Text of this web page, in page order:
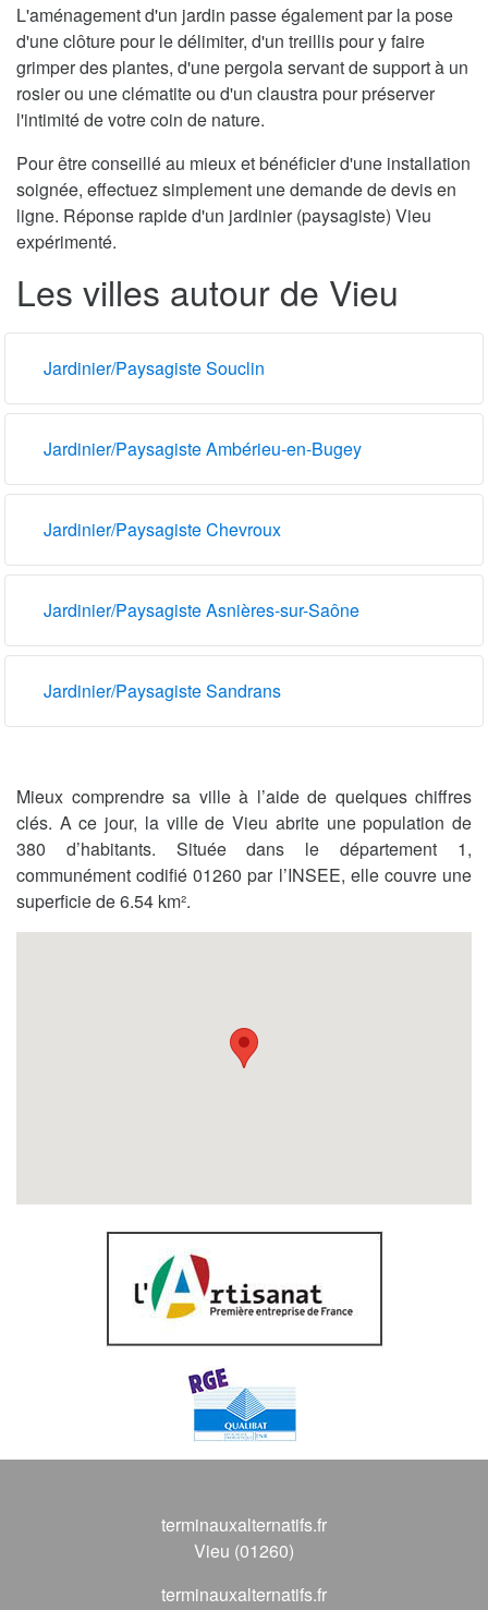
L'aménagement d'un jardin passe également par la pose
d'une clôture pour le délimiter, d'un treillis pour y faire
grimper des plantes, d'une pergola servant de support à un
rosier ou une clématite ou d'un claustra pour préserver
l'intimité de votre coin de nature.
Pour être conseillé au mieux et bénéficier d'une installation
soignée, effectuez simplement une demande de devis en
ligne. Réponse rapide d'un jardinier (paysagiste) Vieu
expérimenté.
Les villes autour de Vieu
Jardinier/Paysagiste Souclin
Jardinier/Paysagiste Ambérieu-en-Bugey
Jardinier/Paysagiste Chevroux
Jardinier/Paysagiste Asnières-sur-Saône
Jardinier/Paysagiste Sandrans
Mieux comprendre sa ville à l’aide de quelques chiffres
clés. A ce jour, la ville de Vieu abrite une population de
380 d’habitants. Située dans le département 1,
communément codifié 01260 par l’INSEE, elle couvre une
superficie de 6.54 km².
terminauxalternatifs.fr
Vieu (01260)
terminauxalternatifs.fr